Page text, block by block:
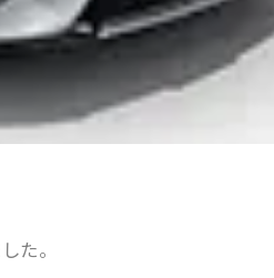
た。